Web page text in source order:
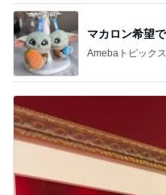
マカロン希望
Amebaトピックス